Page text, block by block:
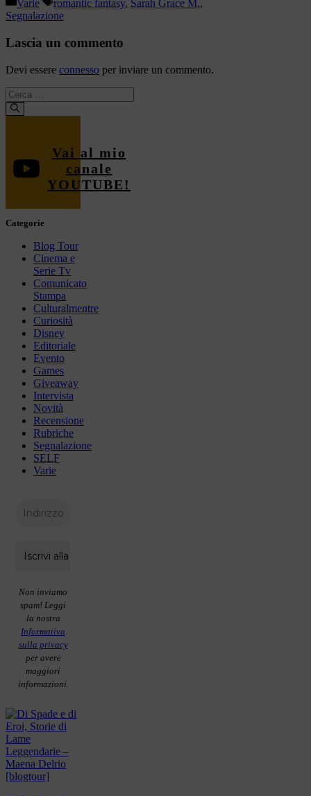
Varie romantic fantasy, Sarah Grace M.,
Segnalazione
Lascia un commento
Devi essere connesso per inviare un commento.
Ricerca
per:
Vai al mio
canale
YOUTUBE!
Categorie
Blog Tour
Cinema e
Serie Tv
Comunicato
Stampa
Culturalmentre
Curiosità
Disney
Editoriale
Evento
Games
Giveaway
Intervista
Novità
Recensione
Rubriche
Segnalazione
SELF
Varie
Non inviamo
spam! Leggi
la nostra
Informativa
sulla privacy
per avere
maggiori
informazioni.